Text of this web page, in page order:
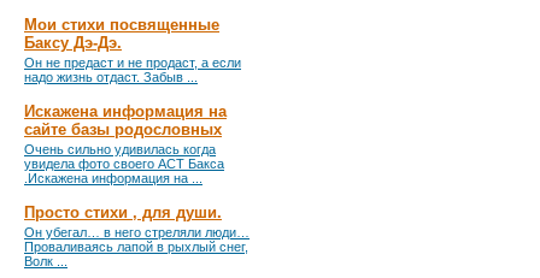
Мои стихи посвященные
Баксу Дэ-Дэ.
Он не предаст и не продаст, а если
надо жизнь отдаст. Забыв ...
Искажена информация на
сайте базы родословных
Очень сильно удивилась когда
увидела фото своего АСТ Бакса
.Искажена информация на ...
Просто стихи , для души.
Он убегал… в него стреляли люди…
Проваливаясь лапой в рыхлый снег,
Волк ...